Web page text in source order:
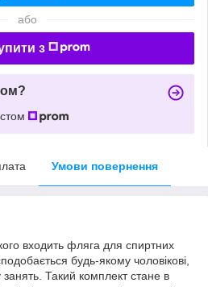
або
з
Умови повернення
входить фляга для спиртних
будь-якому чоловікові,
занять. Такий комплект стане в